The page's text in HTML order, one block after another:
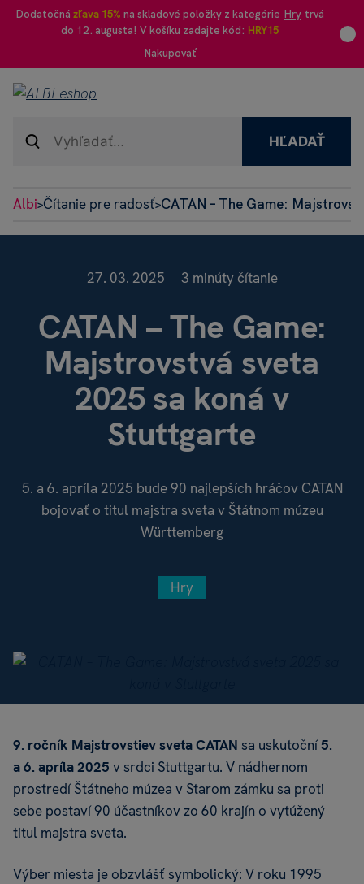
Dodatočná zľava 15% na skladové položky z kategórie Hry trvá
do 12. augusta! V košíku zadajte kód: HRY15
Nakupovať
HĽADAŤ
Albi>Čítanie pre radosť>CATAN – The Game:
27. 03. 2025 3 minúty čítanie
CATAN – The Game:
Majstrovstvá sveta
2025 sa koná v
Stuttgarte
5. a 6. apríla 2025 bude 90 najlepších hráčov CATAN
bojovať o titul majstra sveta v Štátnom múzeu
Württemberg
Hry
9. ročník Majstrovstiev sveta CATAN sa uskutoční5.
a 6. apríla 2025 v srdci Stuttgartu. V nádhernom
prostredí Štátneho múzea v Starom zámku sa proti
sebe postaví 90 účastníkov zo 60 krajín o vytúžený
titul majstra sveta.
Výber miesta je obzvlášť symbolický: V roku 1995